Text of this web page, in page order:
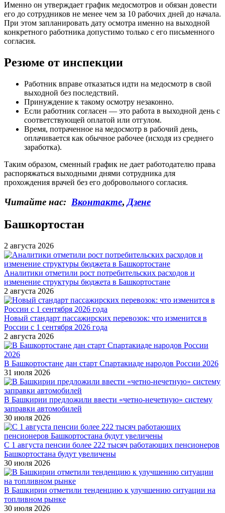
Именно он утверждает график медосмотров и обязан довести
его до сотрудников не менее чем за 10 рабочих дней до начала.
При этом запланировать дату осмотра именно на выходной
конкретного работника допустимо только с его письменного
согласия.
Резюме от инспекции
Работник вправе отказаться идти на медосмотр в свой
выходной без последствий.
Принуждение к такому осмотру незаконно.
Если работник согласен — это работа в выходной день с
соответствующей оплатой или отгулом.
Время, потраченное на медосмотр в рабочий день,
оплачивается как обычное рабочее (исходя из среднего
заработка).
Таким образом, сменный график не дает работодателю права
распоряжаться выходными днями сотрудника для
прохождения врачей без его добровольного согласия.
Читайте нас: Вконтакте, Дзене
Башкортостан
2 августа 2026
Аналитики отметили рост потребительских расходов и
изменение структуры бюджета в Башкортостане
2 августа 2026
Новый стандарт пассажирских перевозок: что изменится в
России с 1 сентября 2026 года
2 августа 2026
В Башкортостане дан старт Спартакиаде народов России 2026
31 июля 2026
В Башкирии предложили ввести «четно-нечетную» систему
заправки автомобилей
30 июля 2026
С 1 августа пенсии более 222 тысяч работающих пенсионеров
Башкортостана будут увеличены
30 июля 2026
В Башкирии отметили тенденцию к улучшению ситуации на
топливном рынке
30 июля 2026